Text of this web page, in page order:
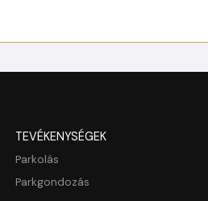
TEVÉKENYSÉGEK
Parkolás
Parkgondozás